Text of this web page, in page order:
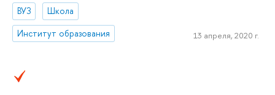
ВУЗ
Школа
Институт образования
13 апреля, 2020 г.